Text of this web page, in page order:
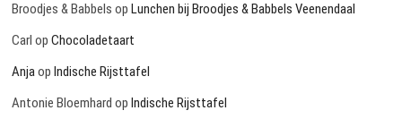
Broodjes & Babbels opLunchen bij Broodjes & Babbels Veenendaal
Carl opChocoladetaart
AnjaopIndische Rijsttafel
Antonie Bloemhard opIndische Rijsttafel